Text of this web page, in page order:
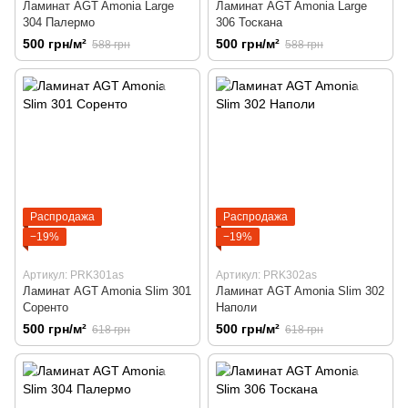
Ламинат AGT Amonia Large
304 Палермо
500 грн/м² 588 грн
Ламинат AGT Amonia Large
306 Тоскана
500 грн/м² 588 грн
Распродажа
−19%
Артикул: PRK301as
Ламинат AGT Amonia Slim 301
Соренто
500 грн/м² 618 грн
Распродажа
−19%
Артикул: PRK302as
Ламинат AGT Amonia Slim 302
Наполи
500 грн/м² 618 грн